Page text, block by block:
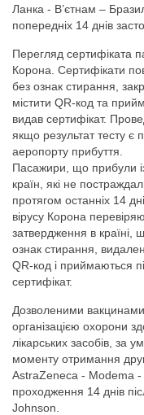
Ланка - В’єтнам –
попередніх 14 днів
Перегляд сертифіката
Корона. Сертифікати
без ознак стирання,
містити QR-код та
видав сертифікат.
якщо результат тесту є
аеропорту прибуття.
Пасажири, що прибули
країн, які не
протягом останніх 14
вірусу Корона
затвердження в країні,
ознак стирання,
QR-код i приймаються
сертифікат.
Дозволеними
організацією охорони
лікарських засобів, за
моменту отримання
AstraZeneca - Modema
проходження 14 днів
Johnson.